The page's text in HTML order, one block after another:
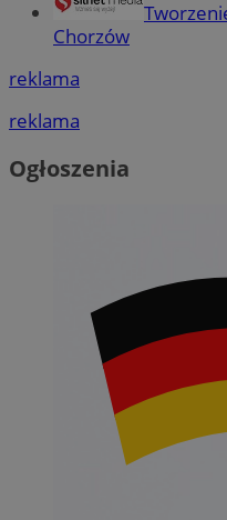
Chorzów
reklama
reklama
Ogłoszenia